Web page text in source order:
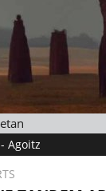
Agoitz